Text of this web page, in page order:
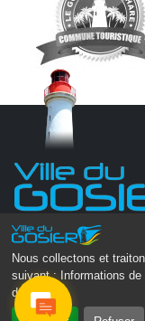
Nous collectons et
suivant :
Informations
des pages .
Monsieur le Maire
Ville du Gosier
67, Boulevard du
97190 Le Gosier